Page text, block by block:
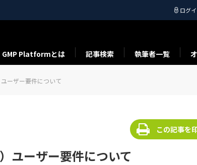
ログ
GMP Platformとは 記事検索 執筆者一覧
ーザー要件について
ーザー要件について
この記事を